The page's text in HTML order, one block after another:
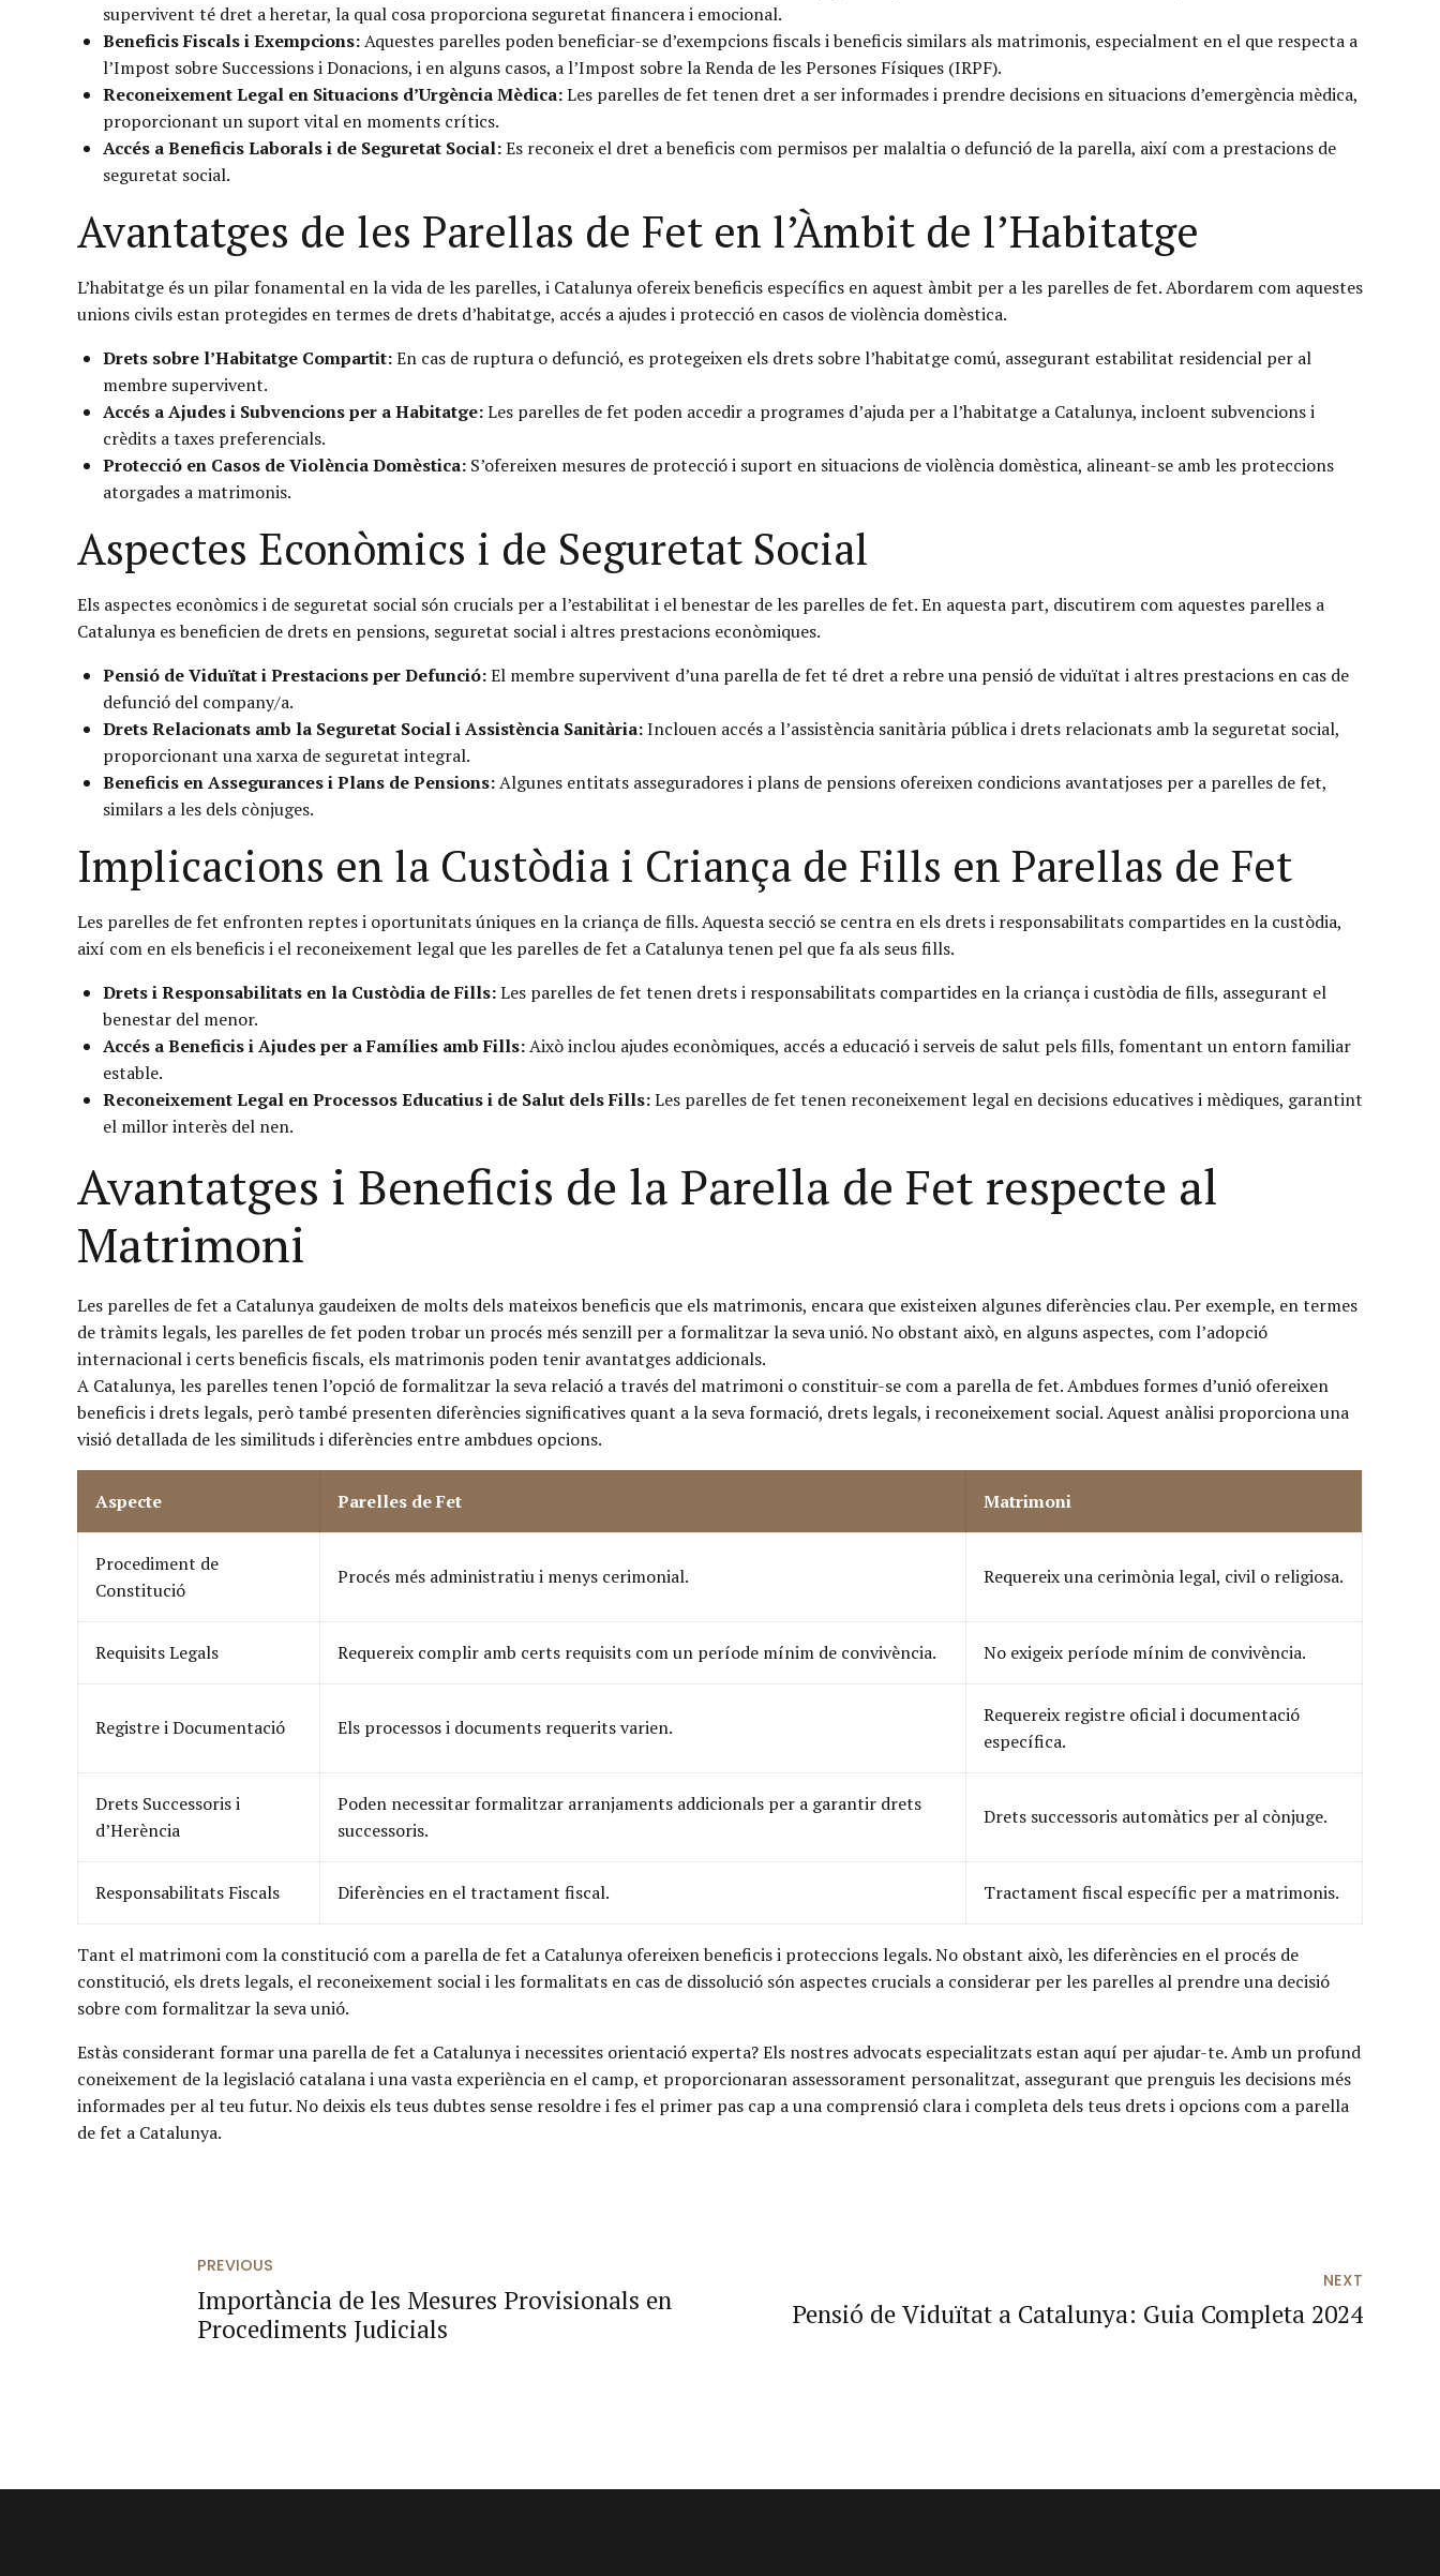
supervivent té dret a heretar, la qual cosa proporciona seguretat financera i emocional.
Beneficis Fiscals i Exempcions:Aquestes parelles poden beneficiar-se d’exempcions fiscals i beneficis similars als matrimonis, especialment en el que respecta a
l’Impost sobre Successions i Donacions, i en alguns casos, a l’Impost sobre la Renda de les Persones Físiques (IRPF).
Reconeixement Legal en Situacions d’Urgència Mèdica:Les parelles de fet tenen dret a ser informades i prendre decisions en situacions d’emergència mèdica,
proporcionant un suport vital en moments crítics.
Accés a Beneficis Laborals i de Seguretat Social:Es reconeix el dret a beneficis com permisos per malaltia o defunció de la parella, així com a prestacions de
seguretat social.
Avantatges de les Parellas de Fet en l’Àmbit de l’Habitatge
L’habitatge és un pilar fonamental en la vida de les parelles, i Catalunya ofereix beneficis específics en aquest àmbit per a les parelles de fet. Abordarem com aquestes
unions civils estan protegides en termes de drets d’habitatge, accés a ajudes i protecció en casos de violència domèstica.
Drets sobre l’Habitatge Compartit:En cas de ruptura o defunció, es protegeixen els drets sobre l’habitatge comú, assegurant estabilitat residencial per al
membre supervivent.
Accés a Ajudes i Subvencions per a Habitatge:Les parelles de fet poden accedir a programes d’ajuda per a l’habitatge a Catalunya, incloent subvencions i
crèdits a taxes preferencials.
Protecció en Casos de Violència Domèstica: S’ofereixen mesures de protecció i suport en situacions de violència domèstica, alineant-se amb les proteccions
atorgades a matrimonis.
Aspectes Econòmics i de Seguretat Social
Els aspectes econòmics i de seguretat social són crucials per a l’estabilitat i el benestar de les parelles de fet. En aquesta part, discutirem com aquestes parelles a
Catalunya es beneficien de drets en pensions, seguretat social i altres prestacions econòmiques.
Pensió de Viduïtat i Prestacions per Defunció:El membre supervivent d’una parella de fet té dret a rebre una pensió de viduïtat i altres prestacions en cas de
defunció del company/a.
Drets Relacionats amb la Seguretat Social i Assistència Sanitària:Inclouen accés a l’assistència sanitària pública i drets relacionats amb la seguretat social,
proporcionant una xarxa de seguretat integral.
Beneficis en Assegurances i Plans de Pensions:Algunes entitats asseguradores i plans de pensions ofereixen condicions avantatjoses per a parelles de fet,
similars a les dels cònjuges.
Implicacions en la Custòdia i Criança de Fills en Parellas de Fet
Les parelles de fet enfronten reptes i oportunitats úniques en la criança de fills. Aquesta secció se centra en els drets i responsabilitats compartides en la custòdia,
així com en els beneficis i el reconeixement legal que les parelles de fet a Catalunya tenen pel que fa als seus fills.
Drets i Responsabilitats en la Custòdia de Fills:Les parelles de fet tenen drets i responsabilitats compartides en la criança i custòdia de fills, assegurant el
benestar del menor.
Accés a Beneficis i Ajudes per a Famílies amb Fills:Això inclou ajudes econòmiques, accés a educació i serveis de salut pels fills, fomentant un entorn familiar
estable.
Reconeixement Legal en Processos Educatius i de Salut dels Fills:Les parelles de fet tenen reconeixement legal en decisions educatives i mèdiques, garantint
el millor interès del nen.
Avantatges i Beneficis de la Parella de Fet respecte al
Matrimoni
Les parelles de fet a Catalunya gaudeixen de molts dels mateixos beneficis que els matrimonis, encara que existeixen algunes diferències clau. Per exemple, en termes
de tràmits legals, les parelles de fet poden trobar un procés més senzill per a formalitzar la seva unió. No obstant això, en alguns aspectes, com l’adopció
internacional i certs beneficis fiscals, els matrimonis poden tenir avantatges addicionals.
A Catalunya, les parelles tenen l’opció de formalitzar la seva relació a través del matrimoni o constituir-se com a parella de fet. Ambdues formes d’unió ofereixen
beneficis i drets legals, però també presenten diferències significatives quant a la seva formació, drets legals, i reconeixement social. Aquest anàlisi proporciona una
visió detallada de les similituds i diferències entre ambdues opcions.
Aspecte Parelles de Fet Matrimoni
Procediment de
Constitució
Procés més administratiu i menys cerimonial. Requereix una cerimònia legal, civil o religiosa.
Requisits Legals Requereix complir amb certs requisits com un període mínim de convivència. No exigeix període mínim de convivència.
Registre i Documentació Els processos i documents requerits varien.
Requereix registre oficial i documentació
específica.
Drets Successoris i
d’Herència
Poden necessitar formalitzar arranjaments addicionals per a garantir drets
successoris.
Drets successoris automàtics per al cònjuge.
Responsabilitats Fiscals Diferències en el tractament fiscal. Tractament fiscal específic per a matrimonis.
Tant el matrimoni com la constitució com a parella de fet a Catalunya ofereixen beneficis i proteccions legals. No obstant això, les diferències en el procés de
constitució, els drets legals, el reconeixement social i les formalitats en cas de dissolució són aspectes crucials a considerar per les parelles al prendre una decisió
sobre com formalitzar la seva unió.
Estàs considerant formar una parella de fet a Catalunya i necessites orientació experta? Els nostres advocats especialitzats estan aquí per ajudar-te. Amb un profund
coneixement de la legislació catalana i una vasta experiència en el camp, et proporcionaran assessorament personalitzat, assegurant que prenguis les decisions més
informades per al teu futur. No deixis els teus dubtes sense resoldre i fes el primer pas cap a una comprensió clara i completa dels teus drets i opcions com a parella
de fet a Catalunya.
PREVIOUS
Importància de les Mesures Provisionals en
Procediments Judicials
NEXT
Pensió de Viduïtat a Catalunya: Guia Completa 2024